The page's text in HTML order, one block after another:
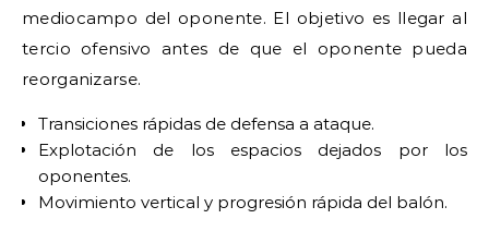
mediocampo del oponente. El objetivo es llegar al
tercio ofensivo antes de que el oponente pueda
reorganizarse.
Transiciones rápidas de defensa a ataque.
Explotación de los espacios dejados por los
oponentes.
Movimiento vertical y progresión rápida del balón.